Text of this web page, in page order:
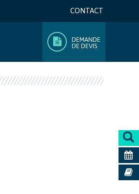
CONTACT
DEMANDE
DE DEVIS